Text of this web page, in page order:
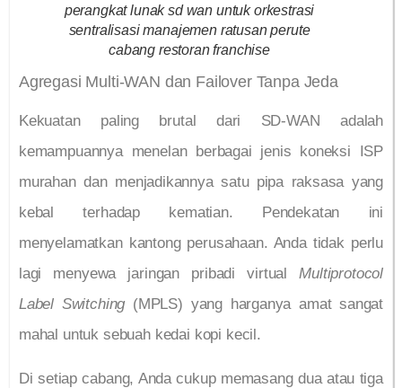
perangkat lunak sd wan untuk orkestrasi
sentralisasi manajemen ratusan perute
cabang restoran franchise
Agregasi Multi-WAN dan Failover Tanpa Jeda
Kekuatan paling brutal dari SD-WAN adalah
kemampuannya menelan berbagai jenis koneksi ISP
murahan dan menjadikannya satu pipa raksasa yang
kebal terhadap kematian. Pendekatan ini
menyelamatkan kantong perusahaan. Anda tidak perlu
lagi menyewa jaringan pribadi virtualMultiprotocol
Label Switching(MPLS) yang harganya amat sangat
mahal untuk sebuah kedai kopi kecil.
Di setiap cabang, Anda cukup memasang dua atau tiga